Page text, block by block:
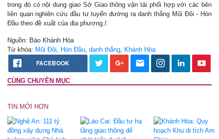
trong đó có nội dung giao Sở Giao thông vận tải phối hợp với các bên
liên quan nghiên cứu đầu tư tuyến đường ra danh thắng Mũi Đôi - Hòn
Đầu theo đề xuất của địa phương./.
Nguồn: Báo Khánh Hòa
Từ khóa: Mũi Đôi Hòn Đầu danh thắng Khánh Hòa
FACEBOOK
CÙNG CHUYÊN MỤC
TIN MỚI HƠN